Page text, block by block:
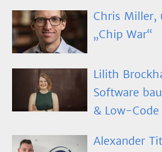
Chris Miller,
„Chip War“
Lilith
Software
& Low-Code
Alexander